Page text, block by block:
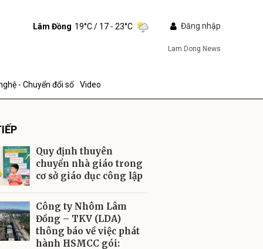
Lâm Đồng 19°C/ 17 - 23°C Đăng nhập
Lam Dong News
- Chuyển đổi số Video
Quy định thuyên
chuyển nhà giáo trong
cơ sở giáo dục công lập
Công ty Nhôm Lâm
Đồng – TKV (LDA)
thông báo về việc phát
hành HSMCC gói: